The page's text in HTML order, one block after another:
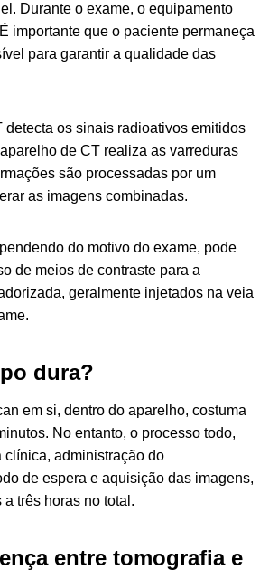
Durante o exame, o equipamento
importante que o paciente permaneça
para garantir a qualidade das
detecta os sinais radioativos emitidos
de CT realiza as varreduras
são processadas por um
as imagens combinadas.
do motivo do exame, pode
de meios de contraste para a
geralmente injetados na veia
dura?
em si, dentro do aparelho, costuma
No entanto, o processo todo,
clínica, administração do
de espera e aquisição das imagens,
três horas no total.
entre tomografia e